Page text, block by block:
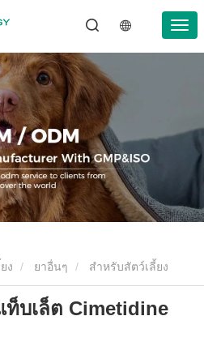
ง ยาอื่นๆ
ท็บเล็ต Cimetidine